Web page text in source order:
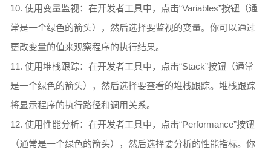
10. 使用变量监视：在开发者工具中，点击“Variables”按钮（通
常是一个绿色的箭头），然后选择要监视的变量。你可以通过
更改变量的值来观察程序的执行结果。
11. 使用堆栈跟踪：在开发者工具中，点击“Stack”按钮（通常
是一个绿色的箭头），然后选择要查看的堆栈跟踪。堆栈跟踪
将显示程序的执行路径和调用关系。
12. 使用性能分析：在开发者工具中，点击“Performance”按钮
（通常是一个绿色的箭头），然后选择要分析的性能指标。你